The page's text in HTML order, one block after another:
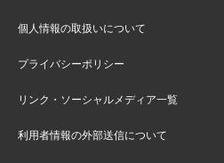
個人情報の取扱いについて
プライバシーポリシー
リンク・ソーシャルメディア一覧
利用者情報の外部送信について